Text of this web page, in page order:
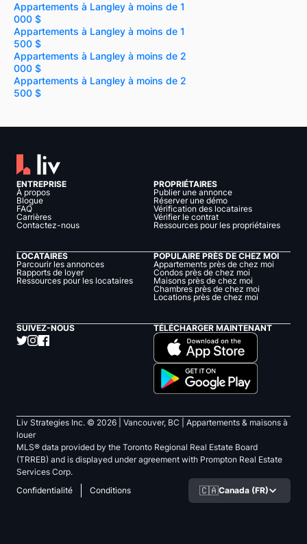
Appartements à Langley à moins de 1
000 $
Appartements à Langley à moins de 1
500 $
Appartements à Langley à moins de 2
000 $
Appartements à Langley à moins de 2
500 $
ENTREPRISE
À propos
Blogue
FAQ
Carrières
Contactez-nous
PROPRIÉTAIRES
Publier une annonce
Réserver une démo
Vérification des locataires
Vérifier le contrat
Ressources pour les propriétaires
LOCATAIRES
Parcourir les annonces
Rapports de loyer
Ressources pour les locataires
POPULAIRE PRÈS DE CHEZ MOI
Appartements près de chez moi
Condos près de chez moi
Maisons près de chez moi
Chambres près de chez moi
Locations près de chez moi
SUIVEZ-NOUS TÉLÉCHARGER MAINTENANT
Liv Strategies Inc. © 2026 | Vancouver, BC |
Appartements & maisons à
louer
MLS® data provided by the Toronto Regional Real Estate Board
(TRREB) and is displayed under agreement with Prompton Real Estate
Services Corp.
Confidentialité
Conditions 🇨🇦Canada (FR)